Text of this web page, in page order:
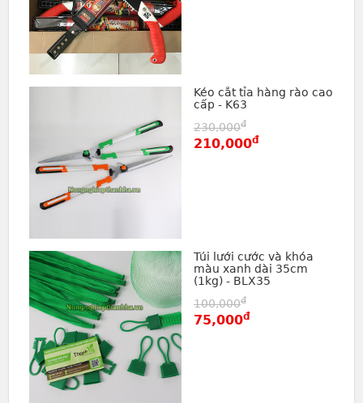
Kéo cắt tỉa hàng rào cao
cấp - K63
230,000đ
210,000đ
Túi lưới cước và khóa
màu xanh dài 35cm
(1kg) - BLX35
100,000đ
75,000đ